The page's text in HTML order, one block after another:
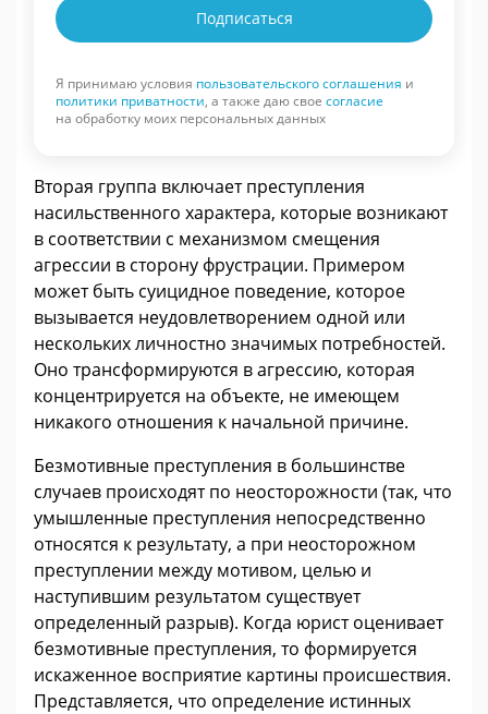
Подписаться
Я принимаю условия пользовательского соглашения и
политики приватности, а также даю свое согласие
на обработку моих персональных данных
Вторая группа включает преступления
насильственного характера, которые возникают
в соответствии с механизмом смещения
агрессии в сторону фрустрации. Примером
может быть суицидное поведение, которое
вызывается неудовлетворением одной или
нескольких личностно значимых потребностей.
Оно трансформируются в агрессию, которая
концентрируется на объекте, не имеющем
никакого отношения к начальной причине.
Безмотивные преступления в большинстве
случаев происходят по неосторожности (так, что
умышленные преступления непосредственно
относятся к результату, а при неосторожном
преступлении между мотивом, целью и
наступившим результатом существует
определенный разрыв). Когда юрист оценивает
безмотивные преступления, то формируется
искаженное восприятие картины происшествия.
Представляется, что определение истинных